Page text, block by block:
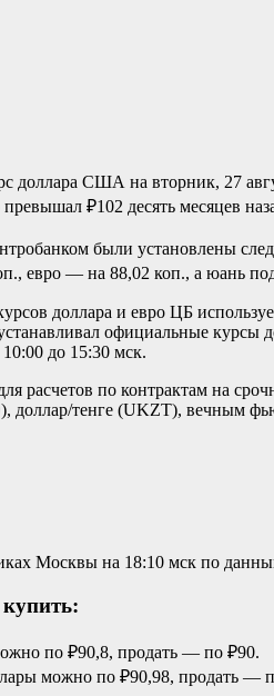
доллара США на вторник, 27
₽102 десять месяцев
были установлены
евро — на 88,02 коп., а юань
доллара и евро ЦБ
официальные
до 15:30 мск.
расчетов по контрактам на
доллар/тенге (UKZT), вечным
Москвы на 18:10 мск по
по ₽90,8, продать — по ₽90.
можно по ₽90,98, продать —